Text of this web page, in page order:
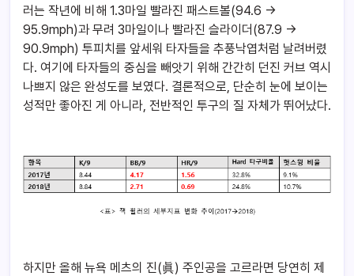
러는 작년에 비해 1.3마일 빨라진 패스트볼(94.6 →
95.9mph)과 무려 3마일이나 빨라진 슬라이더(87.9 →
90.9mph) 투피치를 앞세워 타자들을 추풍낙엽처럼 날려버렸
다. 여기에 타자들의 중심을 빼앗기 위해 간간히 던진 커브 역시
나쁘지 않은 완성도를 보였다. 결론적으로, 단순히 눈에 보이는
성적만 좋아진 게 아니라, 전반적인 투구의 질 자체가 뛰어났다.
하지만 올해 뉴욕 메츠의 진(眞) 주인공을 고르라면 당연히 제